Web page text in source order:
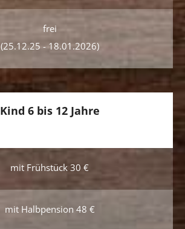
frei
(25.12.25 - 18.01.2026)
Kind 6 bis 12 Jahre
mit Frühstück 30 €
mit Halbpension 48 €